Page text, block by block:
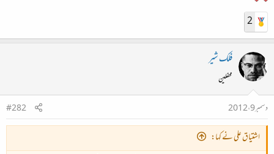
2
فلک شیر
محفلین
دسمبر 9، 2012
#282
اشتیاق علی نے کہا: